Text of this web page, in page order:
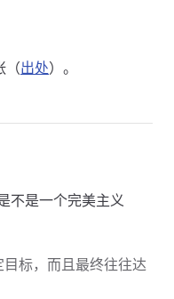
（出处）。
不是一个完美主义
目标，而且最终往往达